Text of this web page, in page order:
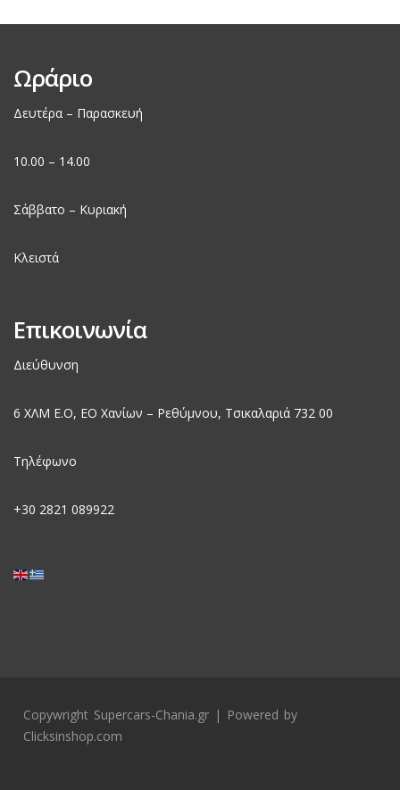
Ωράριο
Δευτέρα – Παρασκευή
10.00 – 14.00
Σάββατο – Κυριακή
Κλειστά
Επικοινωνία
Διεύθυνση
6 ΧΛΜ Ε.Ο, EO Χανίων – Ρεθύμνου, Τσικαλαριά 732 00
Τηλέφωνο
+30 2821 089922
Copywright Supercars-Chania.gr | Powered by
Clicksinshop.com